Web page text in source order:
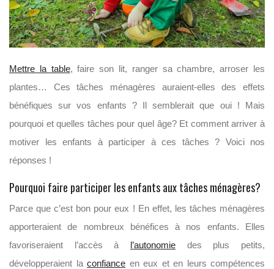
Mettre la table, faire son lit, ranger sa chambre, arroser les
plantes… Ces tâches ménagères auraient-elles des effets
bénéfiques sur vos enfants ? Il semblerait que oui ! Mais
pourquoi et quelles tâches pour quel âge? Et comment arriver à
motiver les enfants à participer à ces tâches ? Voici nos
réponses !
Pourquoi faire participer les enfants aux tâches ménagères?
Parce que c’est bon pour eux ! En effet, les tâches ménagères
apporteraient de nombreux bénéfices à nos enfants. Elles
favoriseraient l’accès à l’autonomie des plus petits,
développeraient la confiance en eux et en leurs compétences